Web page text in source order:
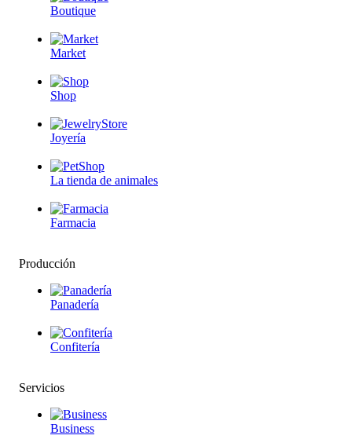
Boutique
Market
Shop
Joyería
La tienda de animales
Farmacia
Producción
Panadería
Confitería
Servicios
Business